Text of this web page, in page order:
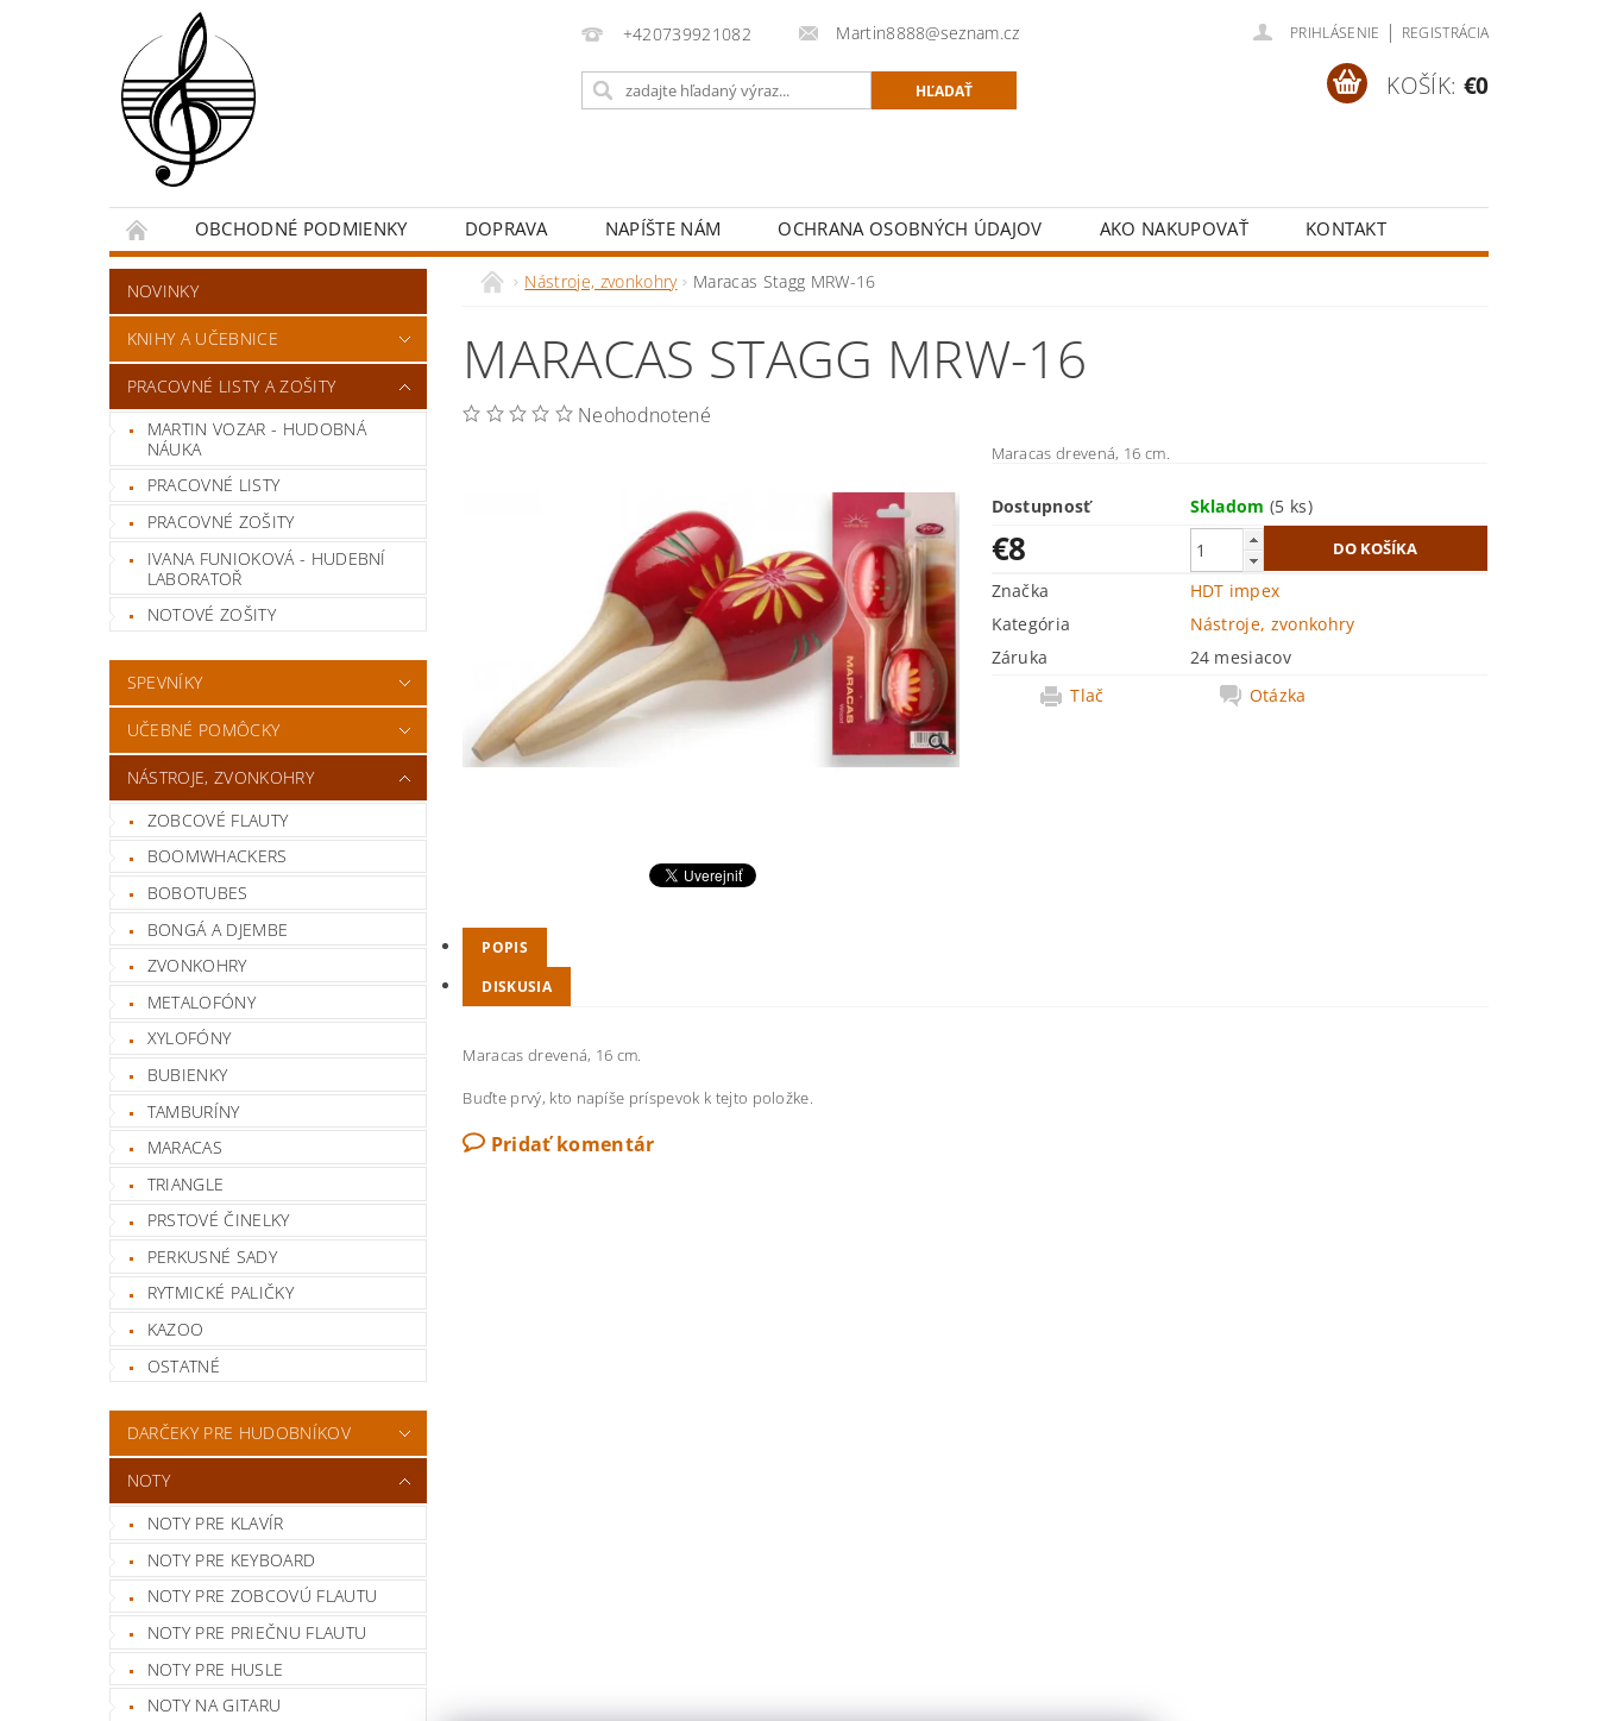
+420739921082 Martin8888@seznam.cz PRIHLÁSENIE | REGISTRÁCIA
KOŠÍK: €0
OBCHODNÉ PODMIENKY DOPRAVA NAPÍŠTE NÁM OCHRANA OSOBNÝCH ÚDAJOV AKO NAKUPOVAŤ KONTAKT
NOVINKY
KNIHY A UČEBNICE
PRACOVNÉ LISTY A ZOŠITY
MARTIN VOZAR - HUDOBNÁ
NÁUKA
PRACOVNÉ LISTY
PRACOVNÉ ZOŠITY
IVANA FUNIOKOVÁ - HUDEBNÍ
LABORATOŘ
NOTOVÉ ZOŠITY
SPEVNÍKY
UČEBNÉ POMÔCKY
NÁSTROJE, ZVONKOHRY
ZOBCOVÉ FLAUTY
BOOMWHACKERS
BOBOTUBES
BONGÁ A DJEMBE
ZVONKOHRY
METALOFÓNY
XYLOFÓNY
BUBIENKY
TAMBURÍNY
MARACAS
TRIANGLE
PRSTOVÉ ČINELKY
PERKUSNÉ SADY
RYTMICKÉ PALIČKY
KAZOO
OSTATNÉ
DARČEKY PRE HUDOBNÍKOV
NOTY
NOTY PRE KLAVÍR
NOTY PRE KEYBOARD
NOTY PRE ZOBCOVÚ FLAUTU
NOTY PRE PRIEČNU FLAUTU
NOTY PRE HUSLE
NOTY NA GITARU
Nástroje, zvonkohry Maracas Stagg MRW-16
MARACAS STAGG MRW-16
Neohodnotené
Maracas drevená, 16 cm.
Dostupnosť Skladom(5 ks)
€8
Značka
HDT impex
Kategória
Nástroje, zvonkohry
Záruka
24 mesiacov
Tlač
Otázka
POPIS
DISKUSIA
Maracas drevená, 16 cm.
Buďte prvý, kto napíše príspevok k tejto položke.
Pridať komentár